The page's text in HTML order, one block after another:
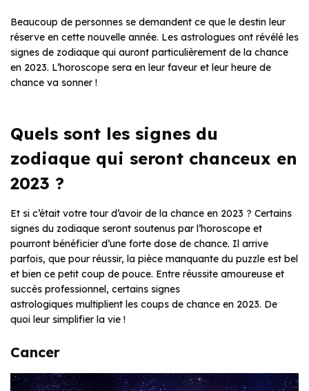
Beaucoup de personnes se demandent ce que le destin leur
réserve en cette nouvelle année. Les astrologues ont révélé les
signes de zodiaque qui auront particulièrement de la chance
en 2023. L’horoscope sera en leur faveur et leur heure de
chance va sonner !
Quels sont les signes du
zodiaque qui seront chanceux en
2023 ?
Et si c’était votre tour d’avoir de la chance en 2023 ? Certains
signes du zodiaque seront soutenus par l’horoscope et
pourront bénéficier d’une forte dose de chance. Il arrive
parfois, que pour réussir, la pièce manquante du puzzle est bel
et bien ce petit coup de pouce. Entre réussite amoureuse et
succès professionnel, certains signes
astrologiques multiplient les coups de chance en 2023. De
quoi leur simplifier la vie !
Cancer